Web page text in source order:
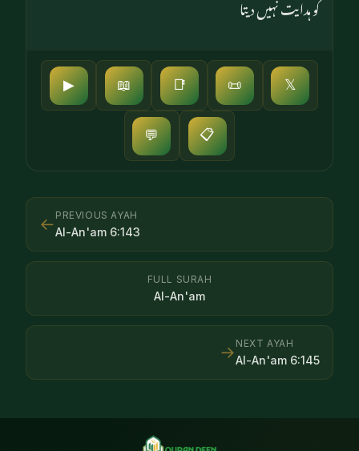
▶ 📖 📑 📜 𝕏
💬 📋
← PREVIOUS AYAH
Al-An'am 6:143
FULL SURAH
Al-An'am
NEXT AYAH
Al-An'am 6:145
→